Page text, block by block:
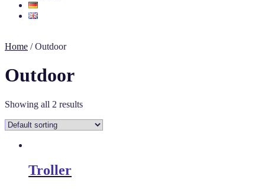
Home / Outdoor
Outdoor
Showing all 2 results
Troller